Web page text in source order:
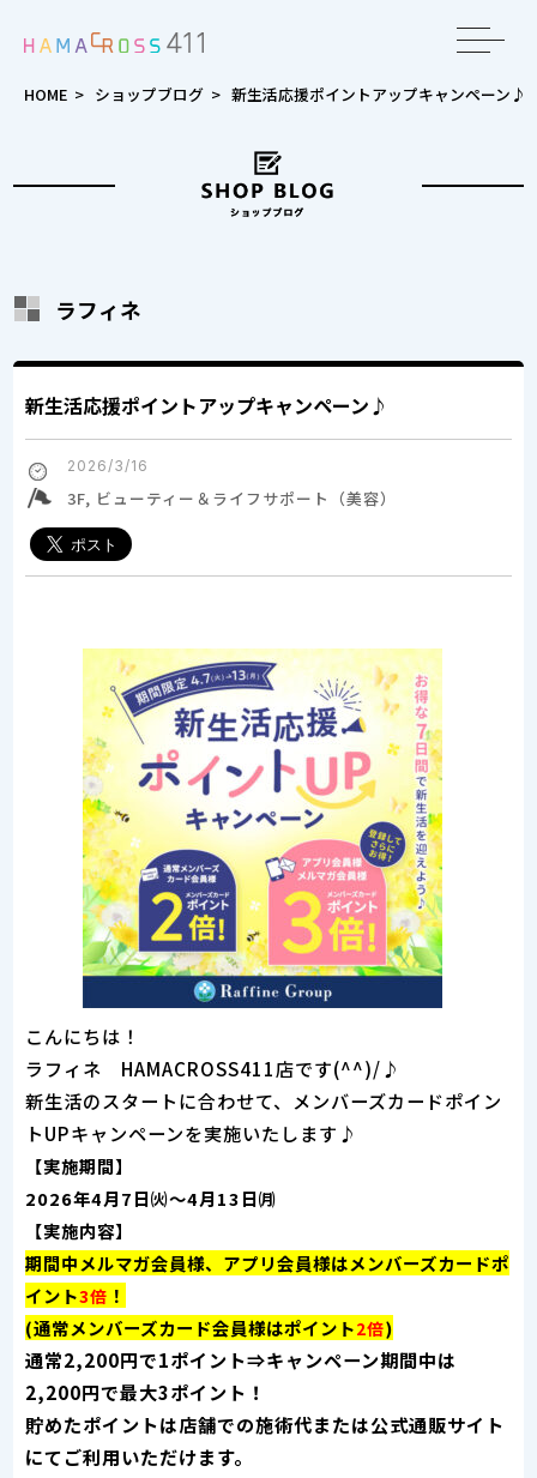
HOME > ショップブログ > 新生活応援ポイントアップキャンペーン♪
ラフィネ
新生活応援ポイントアップキャンペーン♪
2026/3/16
3F, ビューティー＆ライフサポート（美容）
こんにちは！
ラフィネ HAMACROSS411店です(^^)/♪
新生活のスタートに合わせて、メンバーズカードポイン
トUPキャンペーンを実施いたします♪
【実施期間】
2026年4月7日㈫～4月13日㈪
【実施内容】
期間中メルマガ会員様、アプリ会員様はメンバーズカードポ
イント3倍 ！
(通常メンバーズカード会員様はポイント2倍)
通常2,200円で1ポイント⇒キャンペーン期間中は
2,200円で最大3ポイント！
貯めたポイントは店舗での施術代または公式通販サイト
にてご利用いただけます。